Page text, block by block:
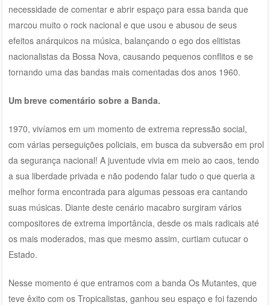
necessidade de comentar e abrir espaço para essa banda que
marcou muito o rock nacional e que usou e abusou de seus
efeitos anárquicos na música, balançando o ego dos elitistas
nacionalistas da Bossa Nova, causando pequenos conflitos e se
tornando uma das bandas mais comentadas dos anos 1960.
Um breve comentário sobre a Banda.
1970, vivíamos em um momento de extrema repressão social,
com várias perseguições policiais, em busca da subversão em prol
da segurança nacional! A juventude vivia em meio ao caos, tendo
a sua liberdade privada e não podendo falar tudo o que queria a
melhor forma encontrada para algumas pessoas era cantando
suas músicas. Diante deste cenário macabro surgiram vários
compositores de extrema importância, desde os mais radicais até
os mais moderados, mas que mesmo assim, curtiam cutucar o
Estado.
Nesse momento é que entramos com a banda Os Mutantes, que
teve êxito com os Tropicalistas, ganhou seu espaço e foi fazendo